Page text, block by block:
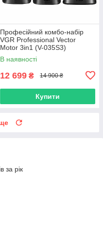
Професійний комбо-набір
VGR Professional Vector
Motor 3in1 (V-035S3)
В наявності
12 699 ₴ 14 900 ₴
Купити
за рік